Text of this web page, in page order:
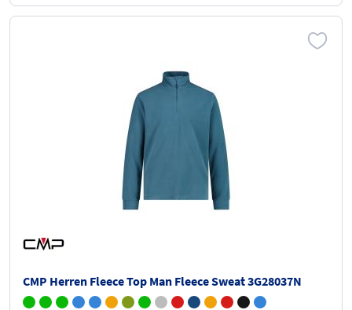
CMP Herren Fleece Top Man Fleece Sweat 3G28037N